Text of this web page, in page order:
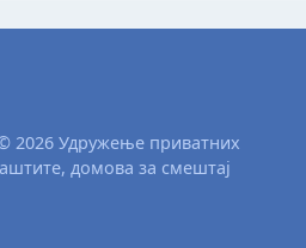
2026 Удружење приватних
домова за смештај